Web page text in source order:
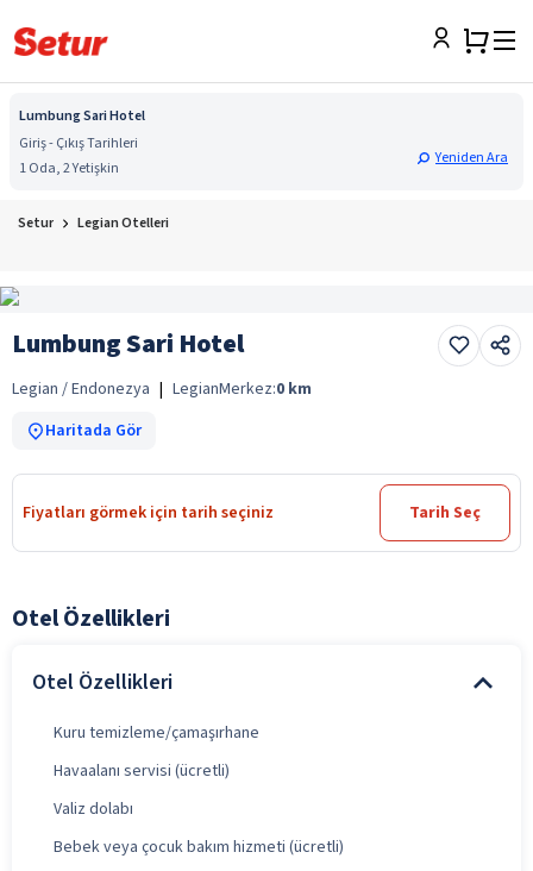
Lumbung Sari Hotel
Giriş - Çıkış Tarihleri
1 Oda, 2 Yetişkin
Yeniden Ara
Setur Legian Otelleri
Lumbung Sari Hotel
Legian / Endonezya | LegianMerkez:0 km
Haritada Gör
Fiyatları görmek için tarih seçiniz Tarih Seç
Otel Özellikleri
Otel Özellikleri
Kuru temizleme/çamaşırhane
Havaalanı servisi (ücretli)
Valiz dolabı
Bebek veya çocuk bakım hizmeti (ücretli)